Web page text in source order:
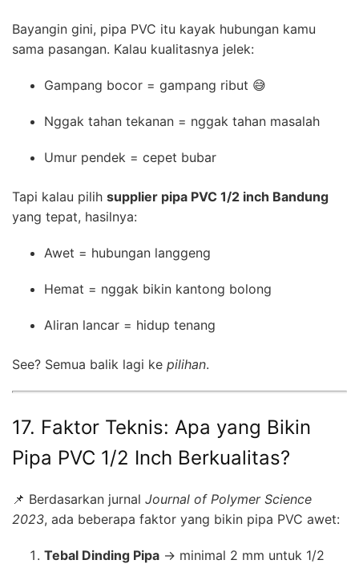
Bayangin gini, pipa PVC itu kayak hubungan kamu
sama pasangan. Kalau kualitasnya jelek:
Gampang bocor = gampang ribut 😅
Nggak tahan tekanan = nggak tahan masalah
Umur pendek = cepet bubar
Tapi kalau pilih supplier pipa PVC 1/2 inch Bandung
yang tepat, hasilnya:
Awet = hubungan langgeng
Hemat = nggak bikin kantong bolong
Aliran lancar = hidup tenang
See? Semua balik lagi ke pilihan.
17. Faktor Teknis: Apa yang Bikin
Pipa PVC 1/2 Inch Berkualitas?
📌 Berdasarkan jurnal Journal of Polymer Science
2023, ada beberapa faktor yang bikin pipa PVC awet:
Tebal Dinding Pipa → minimal 2 mm untuk 1/2